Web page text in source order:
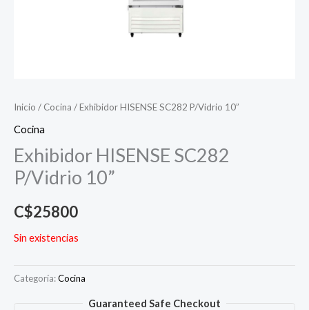
Inicio / Cocina / Exhibidor HISENSE SC282 P/Vidrio 10”
Cocina
Exhibidor HISENSE SC282
P/Vidrio 10”
C$25800
Sin existencias
Categoría:Cocina
Guaranteed Safe Checkout